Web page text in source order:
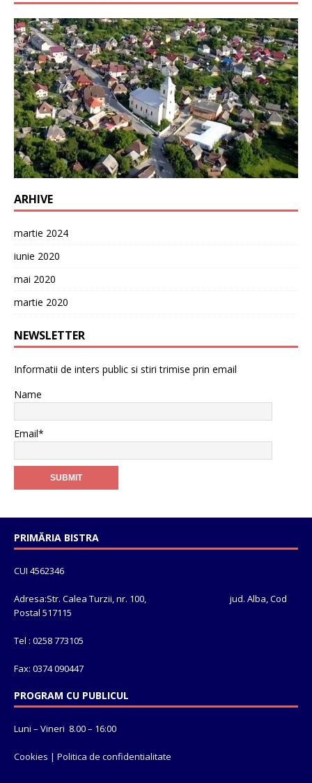
ARHIVE
martie 2024
iunie 2020
mai 2020
martie 2020
NEWSLETTER
Informatii de inters public si stiri trimise prin email
Name
Email*
PRIMĂRIA BISTRA
CUI 4562346
Adresa:Str. Calea Turzii, nr. 100, jud. Alba, Cod
Postal 517115
Tel : 0258 773105
Fax: 0374 090447
PROGRAM CU PUBLICUL
Luni – Vineri 8.00 – 16:00
Cookies | Politica de confidentialitate